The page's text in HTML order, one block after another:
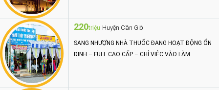
220triệu Huyện Cần Giờ
SANG NHƯỢNG NHÀ THUỐC ĐANG HOẠT ĐỘNG ỔN
ĐỊNH – FULL CAO CẤP – CHỈ VIỆC VÀO LÀM